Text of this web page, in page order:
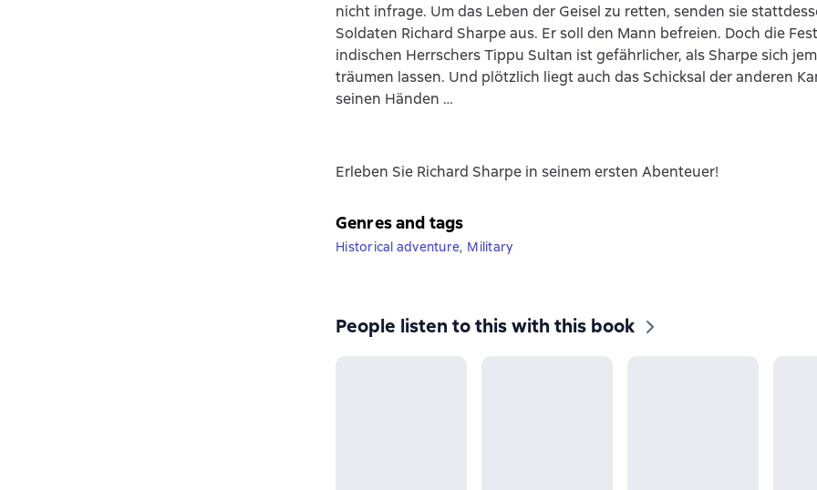
nicht infrage. Um das Leben der Geisel zu retten, senden sie
Soldaten Richard Sharpe aus. Er soll den Mann befreien. Doch die
indischen Herrschers Tippu Sultan ist gefährlicher, als Sharpe sich
träumen lassen. Und plötzlich liegt auch das Schicksal der anderen
seinen Händen …
Erleben Sie Richard Sharpe in seinem ersten Abenteuer!
Genres and tags
Historical adventure, Military
People listen to this with this book